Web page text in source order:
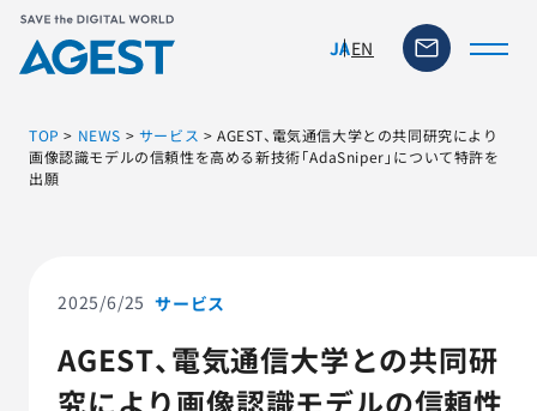
JAEN
脆弱性リスク管理ツール
TOP > NEWS > サービス >AGEST、電気通信大学との共同研究により
画像認識モデルの信頼性を高める新技術「AdaSniper」について特許を
出願
2025/6/25 サービス
AGEST、電気通信大学との共同研
究により画像認識モデルの信頼性